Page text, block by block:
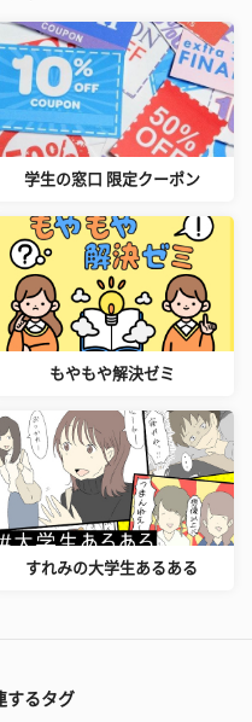
学生の窓口 限定クーポン
もやもや解決ゼミ
すれみの大学生あるある
するタグ